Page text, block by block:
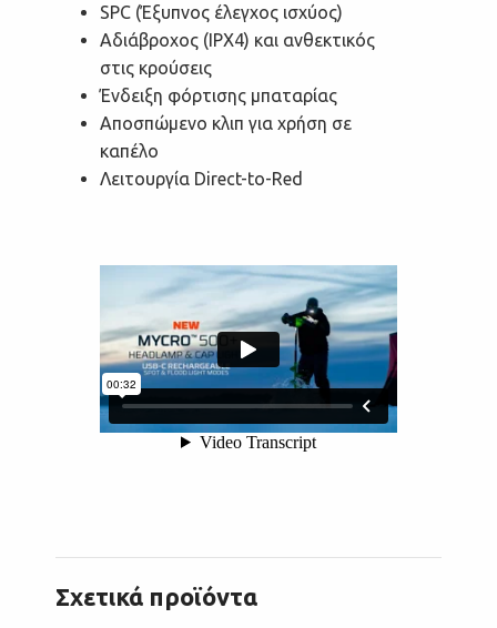
SPC (Έξυπνος έλεγχος ισχύος)
Αδιάβροχος (IPX4) και ανθεκτικός
στις κρούσεις
Ένδειξη φόρτισης μπαταρίας
Αποσπώμενο κλιπ για χρήση σε
καπέλο
Λειτουργία Direct-to-Red
Σχετικά προϊόντα